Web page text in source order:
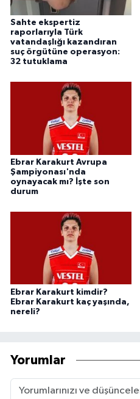
Sahte ekspertiz
raporlarıyla Türk
vatandaşlığı kazandıran
suç örgütüne operasyon:
32 tutuklama
Ebrar Karakurt Avrupa
Şampiyonası'nda
oynayacak mı? İşte son
durum
Ebrar Karakurt kimdir?
Ebrar Karakurt kaç yaşında,
nereli?
Yorumlar